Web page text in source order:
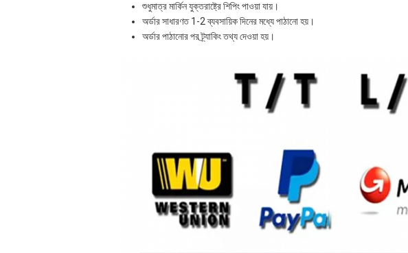
শুধুমাত্র মার্কিন যুক্তরাষ্ট্রে শিপিং পাওয়া যায়।
অর্ডার সাধারণত 1-2 ব্যবসায়িক দিনের মধ্যে পাঠানো হয়।
অর্ডার পাঠানোর পর ট্র্যাকিং তথ্য দেওয়া হয়।